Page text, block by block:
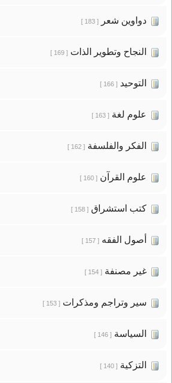
دواوين شعر[ 183 ]
النجاح وتطوير الذات[ 169 ]
التوحيد[ 166 ]
علوم لغة[ 163 ]
الفكر والفلسفة[ 162 ]
علوم القرآن[ 160 ]
كتب استشراق[ 158 ]
أصول الفقه[ 157 ]
غير مصنفة[ 154 ]
سير وتراجم ومذكرات[ 153 ]
السياسة[ 146 ]
التزكية[ 140 ]